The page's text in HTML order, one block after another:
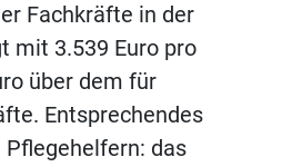
Fachkräfte in der
mit 3.539 Euro pro
über dem für
Entsprechendes
das